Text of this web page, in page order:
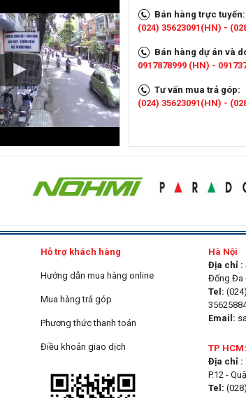
Bán hàng trực tuyến:
(024) 35623091(HN) -
Bán hàng dự án và
0917878999 (HN) -
Tư vấn mua trả góp:
(024) 35623091(HN) -
Hỗ trợ khách hàng
Hướng dẫn mua hàng online
Mua hàng trả góp
Phương thức thanh toán
Điều khoản giao dịch
Hà Nội
Địa chỉ :
Đống Đa
Tel:
Email:
TP HCM:
Địa chỉ :
P.12 -
Tel: